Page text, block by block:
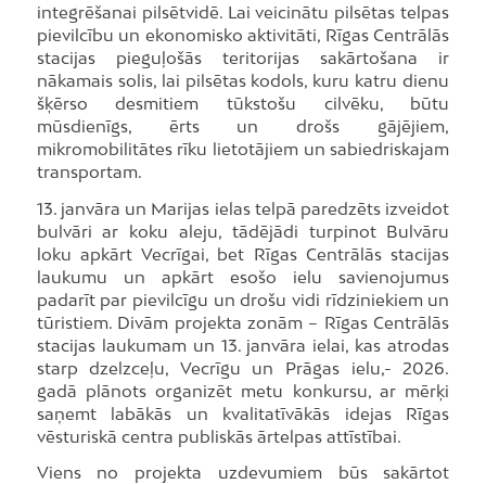
integrēšanai pilsētvidē. Lai veicinātu pilsētas telpas
pievilcību un ekonomisko aktivitāti, Rīgas Centrālās
stacijas pieguļošās teritorijas sakārtošana ir
nākamais solis, lai pilsētas kodols, kuru katru dienu
šķērso desmitiem tūkstošu cilvēku, būtu
mūsdienīgs, ērts un drošs gājējiem,
mikromobilitātes rīku lietotājiem un sabiedriskajam
transportam.
13. janvāra un Marijas ielas telpā paredzēts izveidot
bulvāri ar koku aleju, tādējādi turpinot Bulvāru
loku apkārt Vecrīgai, bet Rīgas Centrālās stacijas
laukumu un apkārt esošo ielu savienojumus
padarīt par pievilcīgu un drošu vidi rīdziniekiem un
tūristiem. Divām projekta zonām – Rīgas Centrālās
stacijas laukumam un 13. janvāra ielai, kas atrodas
starp dzelzceļu, Vecrīgu un Prāgas ielu,- 2026.
gadā plānots organizēt metu konkursu, ar mērķi
saņemt labākās un kvalitatīvākās idejas Rīgas
vēsturiskā centra publiskās ārtelpas attīstībai.
Viens no projekta uzdevumiem būs sakārtot